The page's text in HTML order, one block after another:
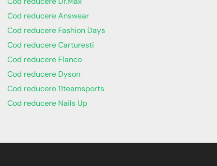
Cod reducere Answear
Cod reducere Fashion Days
Cod reducere Carturesti
Cod reducere Flanco
Cod reducere Dyson
Cod reducere 11teamsports
Cod reducere Nails Up